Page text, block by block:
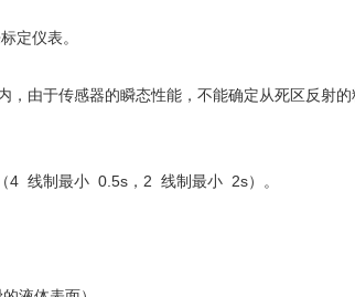
定仪表。
，由于传感器的瞬态性能，不能确定从死区反射的
4 线制最小 0.5s，2 线制最小 2s）。